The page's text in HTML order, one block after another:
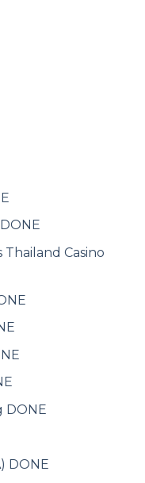
Thailand Casino
DONE
DONE